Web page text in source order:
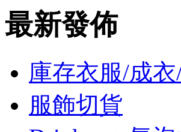
最新發佈
庫存衣服/成
服飾切貨